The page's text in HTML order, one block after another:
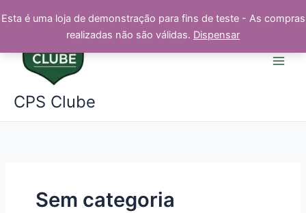
Esta é uma loja de demonstração para fins de teste - As compras
realizadas não são válidas. Dispensar
para
conteúdo
CPS Clube
Sem categoria